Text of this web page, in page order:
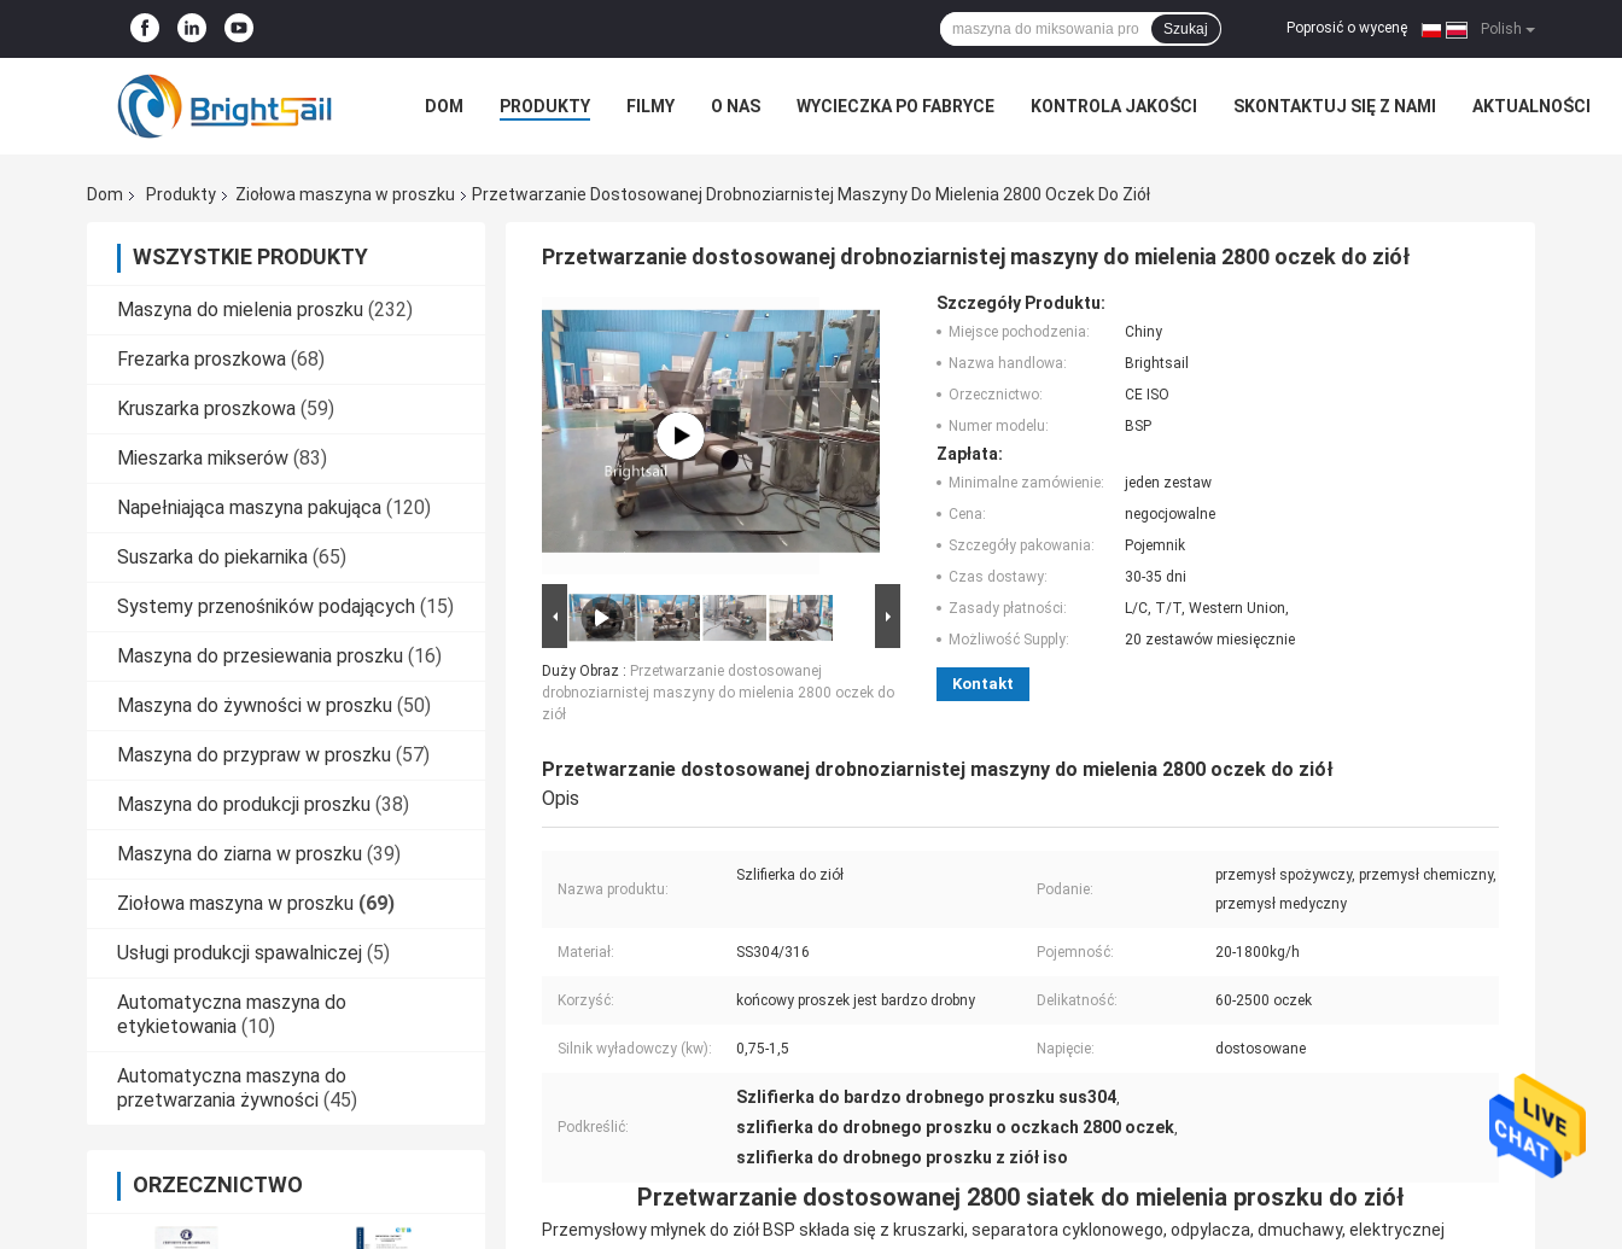
Polish
Poprosić o wycenę |
Szukaj
DOM PRODUKTY FILMY O NAS WYCIECZKA PO FABRYCE KONTROLA JAKOŚCI SKONTAKTUJ SIĘ Z NAMI AKTUALNOŚCI
Dom
Produkty Ziołowa maszyna w proszku Przetwarzanie Dostosowanej Drobnoziarnistej Maszyny Do Mielenia 2800 Oczek Do Ziół
WSZYSTKIE PRODUKTY
Maszyna do mielenia proszku (232)
Frezarka proszkowa (68)
Kruszarka proszkowa (59)
Mieszarka mikserów (83)
Napełniająca maszyna pakująca (120)
Suszarka do piekarnika (65)
Systemy przenośników podających (15)
Maszyna do przesiewania proszku (16)
Maszyna do żywności w proszku (50)
Maszyna do przypraw w proszku (57)
Maszyna do produkcji proszku (38)
Maszyna do ziarna w proszku (39)
Ziołowa maszyna w proszku (69)
Usługi produkcji spawalniczej (5)
Automatyczna maszyna do
etykietowania (10)
Automatyczna maszyna do
przetwarzania żywności (45)
ORZECZNICTWO
Przetwarzanie dostosowanej drobnoziarnistej maszyny do mielenia 2800 oczek do ziół
Duży Obraz : Przetwarzanie dostosowanej
drobnoziarnistej maszyny do mielenia 2800 oczek do
ziół
Szczegóły Produktu:
Miejsce pochodzenia:
Chiny
Nazwa handlowa:
Brightsail
Orzecznictwo:
CE ISO
Numer modelu:
BSP
Zapłata:
Minimalne zamówienie:
jeden zestaw
Cena:
negocjowalne
Szczegóły pakowania:
Pojemnik
Czas dostawy:
30-35 dni
Zasady płatności:
L/C, T/T, Western Union,
Możliwość Supply:
20 zestawów miesięcznie
Kontakt
Przetwarzanie dostosowanej drobnoziarnistej maszyny do mielenia 2800 oczek do ziół
Opis
Nazwa produktu:
Szlifierka do ziół
Podanie:
przemysł spożywczy, przemysł chemiczny,
przemysł medyczny
Materiał: SS304/316 Pojemność: 20-1800kg/h
Korzyść: końcowy proszek jest bardzo drobny Delikatność: 60-2500 oczek
Silnik wyładowczy (kw): 0,75-1,5 Napięcie: dostosowane
Podkreślić:
Szlifierka do bardzo drobnego proszku sus304,
szlifierka do drobnego proszku o oczkach 2800 oczek,
szlifierka do drobnego proszku z ziół iso
Przetwarzanie dostosowanej 2800 siatek do mielenia proszku do ziół
Przemysłowy młynek do ziół BSP składa się z kruszarki, separatora cyklonowego, odpylacza, dmuchawy, elektrycznej